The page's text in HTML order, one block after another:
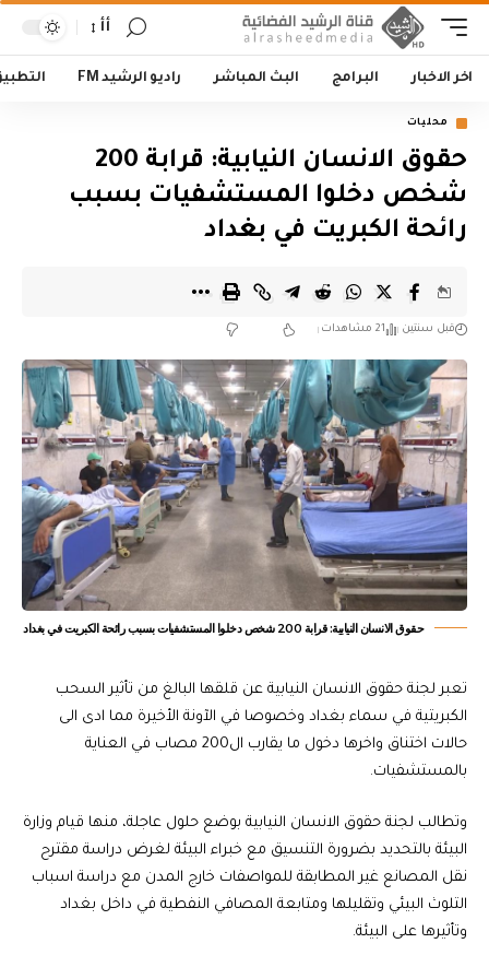
أأ
اخر الاخبار البرامج البث المباشر راديو الرشيد FM
محليات
حقوق الانسان النيابية: قرابة 200
شخص دخلوا المستشفيات بسبب
رائحة الكبريت في بغداد
قبل سنتين 21 مشاهدات
حقوق الانسان النيابية: قرابة 200 شخص دخلوا المستشفيات بسبب رائحة الكبريت في بغداد
تعبر لجنة حقوق الانسان النيابية عن قلقها البالغ من تأثير السحب
الكبريتية في سماء بغداد وخصوصا في الآونة الأخيرة مما ادى الى
حالات اختناق واخرها دخول ما يقارب ال200 مصاب في العناية
بالمستشفيات.
وتطالب لجنة حقوق الانسان النيابية بوضع حلول عاجلة، منها قيام وزارة
البيئة بالتحديد بضرورة التنسيق مع خبراء البيئة لغرض دراسة مقترح
نقل المصانع غير المطابقة للمواصفات خارج المدن مع دراسة اسباب
التلوث البيئي وتقليلها ومتابعة المصافي النفطية في داخل بغداد
وتأثيرها على البيئة.